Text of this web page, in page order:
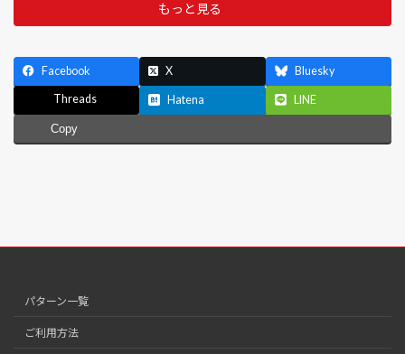
もっと見る
Facebook X Bluesky
Threads Hatena LINE
Copy
パターン一覧
ご利用方法